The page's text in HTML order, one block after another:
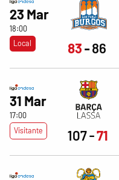
23 Mar
18:00
Local
83 86
31 Mar
17:00
Visitante
107 71